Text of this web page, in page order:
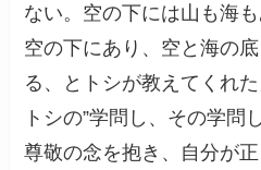
ない。空の下には山も海
空の下にあり、空と海の
る、とトシが教えてくれた
トシの”学問し、その学問
尊敬の念を抱き、自分が